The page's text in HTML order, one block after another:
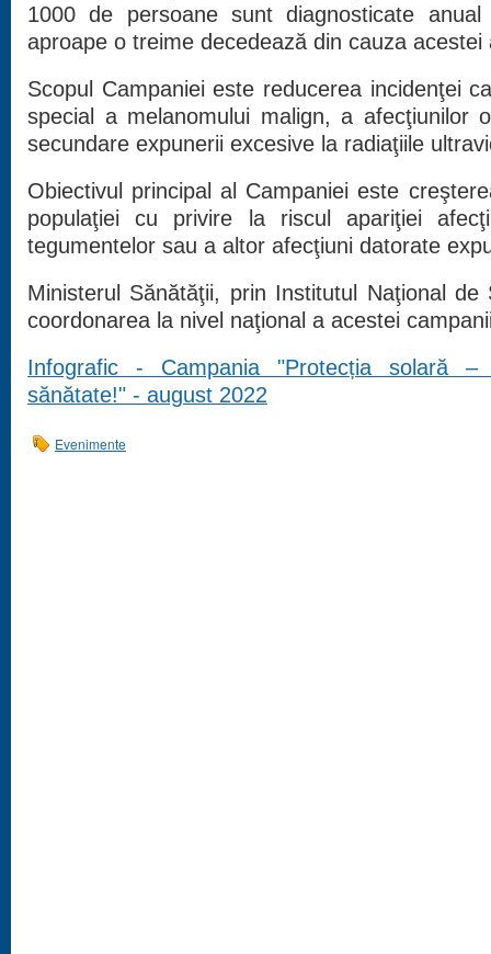
1000 de persoane sunt diagnosticate
aproape o treime decedează din cauza acestei
Scopul Campaniei este reducerea incidenţei
special a melanomului malign, a afecţiunilor
secundare expunerii excesive la radiaţiile
Obiectivul principal al Campaniei este
populaţiei cu privire la riscul apariţiei
tegumentelor sau a altor afecţiuni datorate
Ministerul Sănătăţii, prin Institutul Naţional de
coordonarea la nivel naţional a acestei
Infografic - Campania "Protecția solară
sănătate!" - august 2022
Evenimente